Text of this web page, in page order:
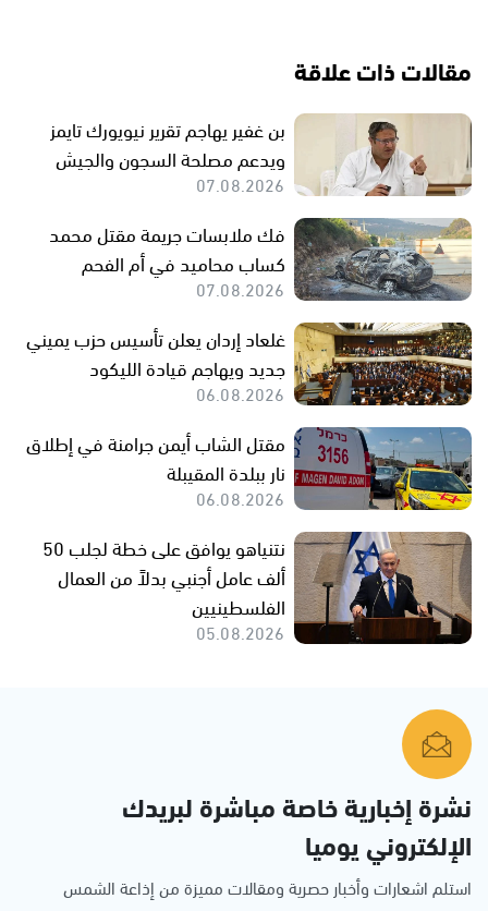
مقالات ذات علاقة
بن غفير يهاجم تقرير نيويورك تايمز
ويدعم مصلحة السجون والجيش
07.08.2026
فك ملابسات جريمة مقتل محمد
كساب محاميد في أم الفحم
07.08.2026
غلعاد إردان يعلن تأسيس حزب يميني
جديد ويهاجم قيادة الليكود
06.08.2026
مقتل الشاب أيمن جرامنة في إطلاق
نار ببلدة المقيبلة
06.08.2026
نتنياهو يوافق على خطة لجلب 50
ألف عامل أجنبي بدلاً من العمال
الفلسطينيين
05.08.2026
نشرة إخبارية خاصة مباشرة لبريدك
الإلكتروني يوميا
استلم اشعارات وأخبار حصرية ومقالات مميزة من إذاعة الشمس